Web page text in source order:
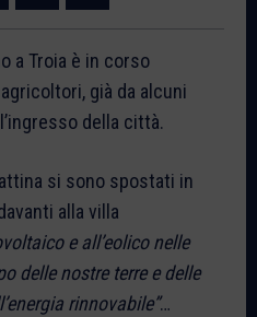
a Troia è in corso
già da alcuni
della città.
si sono spostati in
alla villa
e all’eolico nelle
delle nostre terre e delle
rinnovabile”…